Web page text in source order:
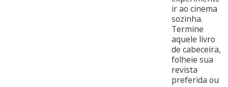
ir ao cinema
sozinha.
Termine
aquele livro
de cabeceira,
folheie sua
revista
preferida ou